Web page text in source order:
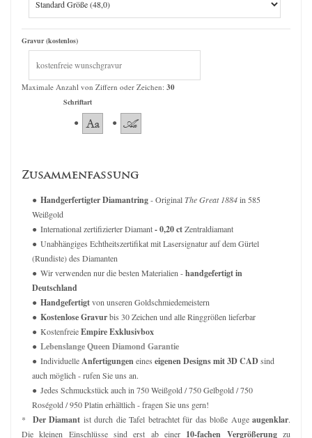
Gravur (kostenlos)
Maximale Anzahl von Ziffern oder Zeichen: 30
Schriftart
Zusammenfassung
Handgerfertigter Diamantring- OriginalThe Great 1884in 585
Weißgold
International zertifizierter Diamant- 0,20 ctZentraldiamant
Unabhängiges Echtheitszertifikat mit Lasersignatur auf dem Gürtel
(Rundiste) des Diamanten
Wir verwenden nur die besten Materialien -handgefertigt in
Deutschland
Handgefertigtvon unseren Goldschmiedemeistern
Kostenlose Gravurbis 30 Zeichen und alle Ringgrößen lieferbar
KostenfreieEmpire Exklusivbox
Lebenslange Queen Diamond Garantie
IndividuelleAnfertigungeneines eigenen Designs mit 3D CADsind
auch möglich - rufen Sie uns an.
Jedes Schmuckstück auch in 750 Weißgold / 750 Gelbgold / 750
Roségold / 950 Platin erhältlich - fragen Sie uns gern!
* Der Diamant ist durch die Tafel betrachtet für das bloße Augeaugenklar.
Die kleinen Einschlüsse sind erst ab einer 10-fachen Vergrößerungzu